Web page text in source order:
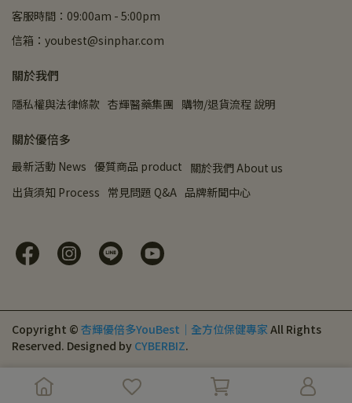
客服時間：09:00am - 5:00pm
信箱：youbest@sinphar.com
關於我們
隱私權與法律條款 杏輝醫藥集團 購物/退貨流程 說明
關於優倍多
最新活動 News 優質商品 product 關於我們 About us
出貨須知 Process 常見問題 Q&A 品牌新聞中心
Copyright © 杏輝優倍多YouBest｜全方位保健專家All Rights
Reserved. Designed by CYBERBIZ.